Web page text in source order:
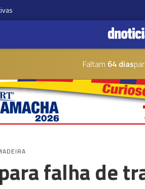
Faltam 64 dias
falha de